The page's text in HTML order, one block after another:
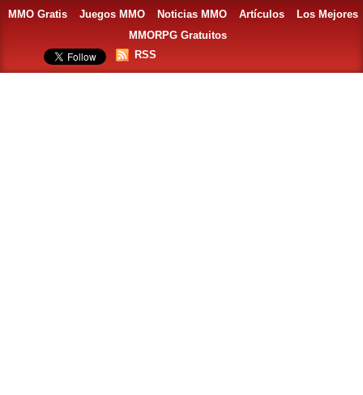
MMO Gratis Juegos MMO Noticias MMO Artículos
Los Mejores
MMORPG Gratuitos
RSS